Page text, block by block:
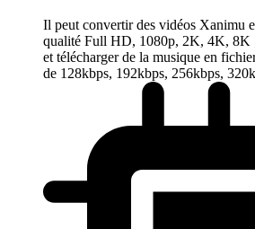
Il peut convertir des vidéos Xanimu
qualité Full HD, 1080p, 2K, 4K, 8K
et télécharger de la musique en
de 128kbps, 192kbps, 256kbps,